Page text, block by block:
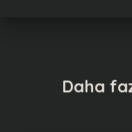
Daha